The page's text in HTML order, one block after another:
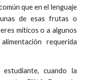
que en el lenguaje
de esas frutas o
míticos o a algunos
requerida
cuando la